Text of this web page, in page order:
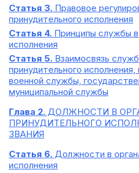
Статья 3. Правовое
принудительного исполнения
Статья 4. Принципы службы в
исполнения
Статья 5. Взаимосвязь
принудительного
военной службы,
муниципальной службы
Глава 2. ДОЛЖНОСТИ В
ПРИНУДИТЕЛЬНОГО
ЗВАНИЯ
Статья 6. Должности в
исполнения